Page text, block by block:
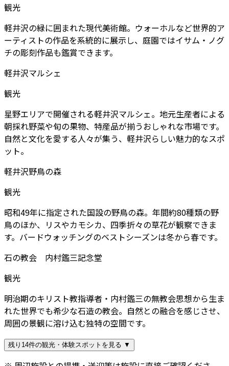
観光
軽井沢の緑に囲まれた現代美術館。ウォーホルなど世界的ア
ーティストの作品を系統的に展示し、庭園ではイサム・ノグ
チの彫刻作品も鑑賞できます。
軽井沢マルシェ
観光
星野エリアで開催される軽井沢マルシェ。地元生産者による
朝採れ野菜や旬の果物、特産品が揃うおしゃれな市場です。
自然と文化を愛する人々が集う、軽井沢らしい魅力的なスポ
ット。
軽井沢野鳥の森
観光
昭和49年に指定された国設の野鳥の森。年間約80種類の野
鳥のほか、リスやカモシカ、四季折々の草花が観察できま
す。バードウォッチングのベストシーズンは冬から春です。
石の教会 内村鑑三記念堂
観光
明治期のキリスト教指導者・内村鑑三の無教会思想から生ま
れた世界でも希少な石造の教会。自然との融合を感じさせ、
周囲の景観に溶け込む独特の空間です。
残り14件の観光・体験スポットを見る ▼